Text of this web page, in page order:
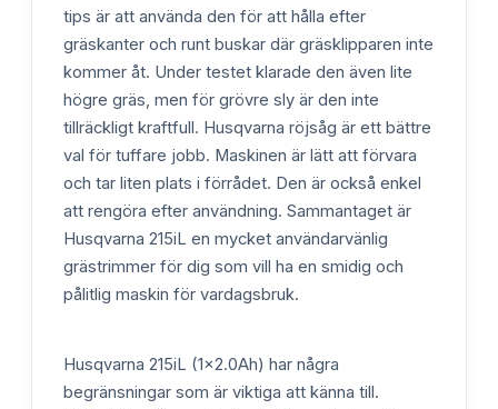
tips är att använda den för att hålla efter
gräskanter och runt buskar där gräsklipparen inte
kommer åt. Under testet klarade den även lite
högre gräs, men för grövre sly är den inte
tillräckligt kraftfull. Husqvarna röjsåg är ett bättre
val för tuffare jobb. Maskinen är lätt att förvara
och tar liten plats i förrådet. Den är också enkel
att rengöra efter användning. Sammantaget är
Husqvarna 215iL en mycket användarvänlig
grästrimmer för dig som vill ha en smidig och
pålitlig maskin för vardagsbruk.
Husqvarna 215iL (1x2.0Ah) har några
begränsningar som är viktiga att känna till.